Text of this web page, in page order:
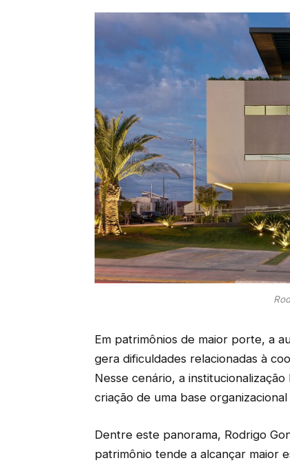
Em patrimônios de maior porte, a
gera dificuldades relacionadas à
Nesse cenário, a
criação de uma base
Dentre este panorama, Rodrigo
patrimônio tende a alcançar maior